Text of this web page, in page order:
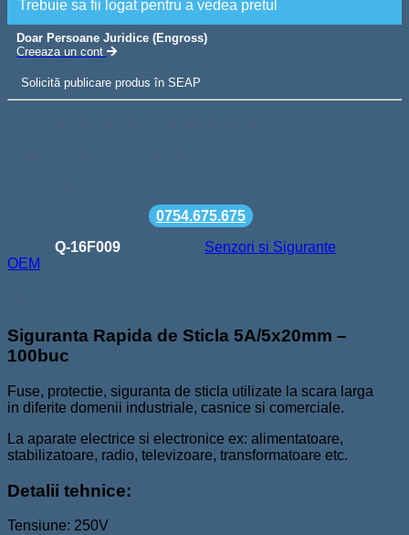
Trebuie sa fii logat pentru a vedea pretul
Doar Persoane Juridice (Engross)
Creeaza un cont
Solicită publicare produs în SEAP
0754.675.675
Q-16F009 Senzori si Sigurante
OEM
Siguranta Rapida de Sticla 5A/5x20mm –
100buc
Fuse, protectie, siguranta de sticla utilizate la scara larga
in diferite domenii industriale, casnice si comerciale.
La aparate electrice si electronice ex: alimentatoare,
stabilizatoare, radio, televizoare, transformatoare etc.
Detalii tehnice:
Tensiune: 250V